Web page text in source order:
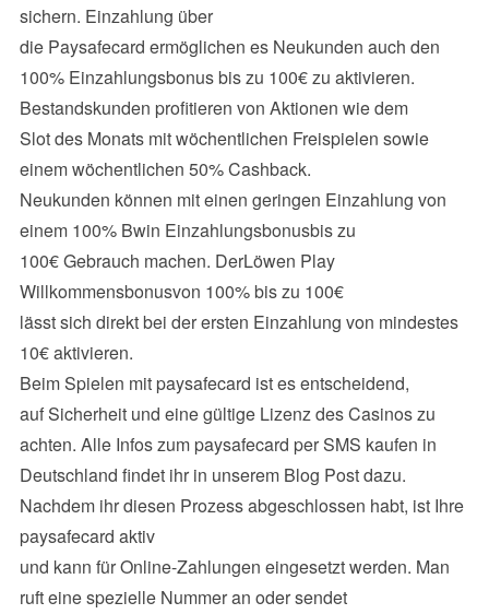
sichern. Einzahlung über
die Paysafecard ermöglichen es Neukunden auch den
100% Einzahlungsbonus bis zu 100€ zu aktivieren.
Bestandskunden profitieren von Aktionen wie dem
Slot des Monats mit wöchentlichen Freispielen sowie
einem wöchentlichen 50% Cashback.
Neukunden können mit einen geringen Einzahlung von
einem 100% Bwin Einzahlungsbonusbis zu
100€ Gebrauch machen. DerLöwen Play
Willkommensbonusvon 100% bis zu 100€
lässt sich direkt bei der ersten Einzahlung von mindestes
10€ aktivieren.
Beim Spielen mit paysafecard ist es entscheidend,
auf Sicherheit und eine gültige Lizenz des Casinos zu
achten. Alle Infos zum paysafecard per SMS kaufen in
Deutschland findet ihr in unserem Blog Post dazu.
Nachdem ihr diesen Prozess abgeschlossen habt, ist Ihre
paysafecard aktiv
und kann für Online-Zahlungen eingesetzt werden. Man
ruft eine spezielle Nummer an oder sendet